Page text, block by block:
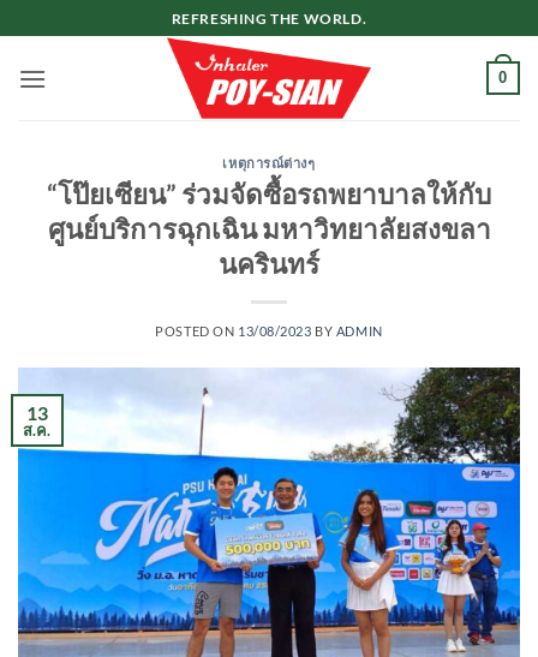
ไป
REFRESHING THE WORLD.
0
เหตุการณ์ต่างๆ
“โป๊ยเซียน” ร่วมจัดซื้อรถพยาบาลให้กับ
ศูนย์บริการฉุกเฉิน มหาวิทยาลัยสงขลา
นครินทร์
POSTED ON 13/08/2023 BY ADMIN
13
ส.ค.